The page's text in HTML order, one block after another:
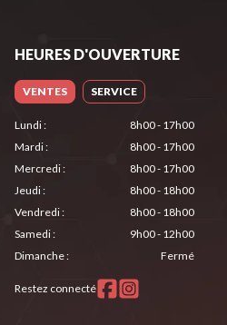
HEURES D'OUVERTURE
VENTES SERVICE
Lundi:
8h00 - 17h00
Mardi:
8h00 - 17h00
Mercredi:
8h00 - 17h00
Jeudi:
8h00 - 18h00
Vendredi:
8h00 - 18h00
Samedi:
9h00 - 12h00
Dimanche: Fermé
Restez connecté